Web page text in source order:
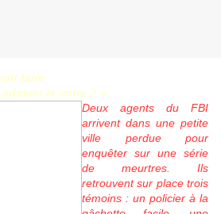
faire
le votre ? »
Deux agents du FBI
arrivent dans une petite
ville perdue pour
enquêter sur une série
de meurtres. Ils
retrouvent sur place trois
témoins : un policier à la